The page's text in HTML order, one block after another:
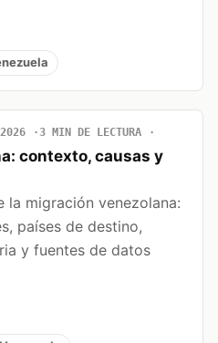
3 MIN DE LECTURA
contexto, causas y
la migración venezolana:
países de destino,
y fuentes de datos